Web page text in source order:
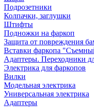
Подрозетники
Колпачки, заглушки
Штифты
Подножки на фаркоп
Защита от повреждения
Вставки фаркопа
Адаптеры. Переходники
Электрика для фаркопов
Вилки
Модельная электрика
Универсальная электрика
Адаптеры